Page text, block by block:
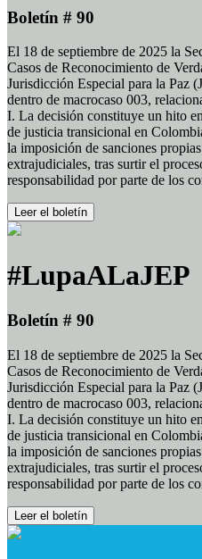
Boletín # 90
El 18 de septiembre de 2025 la
Casos de Reconocimiento de
Jurisdicción Especial para la Paz
dentro de macrocaso 003,
I. La decisión constituye un hito
de justicia transicional en
la imposición de sanciones
extrajudiciales, tras surtir el
responsabilidad por parte de los
Leer el boletín
#LupaALaJEP
Boletín # 90
El 18 de septiembre de 2025 la
Casos de Reconocimiento de
Jurisdicción Especial para la Paz
dentro de macrocaso 003,
I. La decisión constituye un hito
de justicia transicional en
la imposición de sanciones
extrajudiciales, tras surtir el
responsabilidad por parte de los
Leer el boletín